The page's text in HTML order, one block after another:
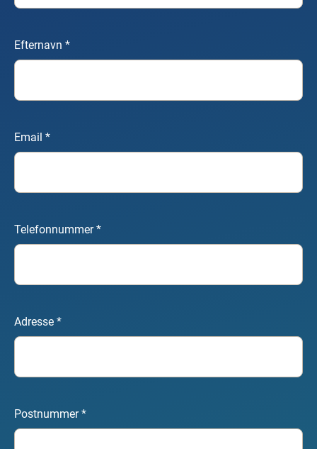
Efternavn *
Email *
Telefonnummer*
Adresse *
Postnummer*